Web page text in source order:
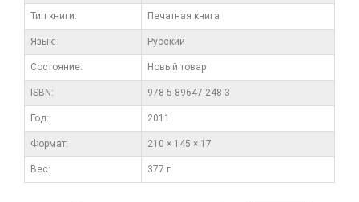
Тип книги: Печатная книга
Язык: Русский
Состояние: Новый товар
ISBN: 978-5-89647-248-3
Год: 2011
Формат: 210 × 145 × 17
Вес: 377 г